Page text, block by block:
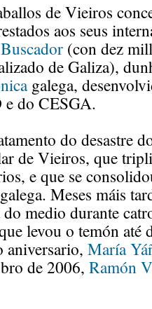
de Vieiros
aos seus
Buscador (con dez
de Galiza),
galega,
e do CESGA.
do desastre
de Vieiros, que
e que se
Meses máis
medio durante
levou o temón até
aniversario, María
de 2006, Ramón